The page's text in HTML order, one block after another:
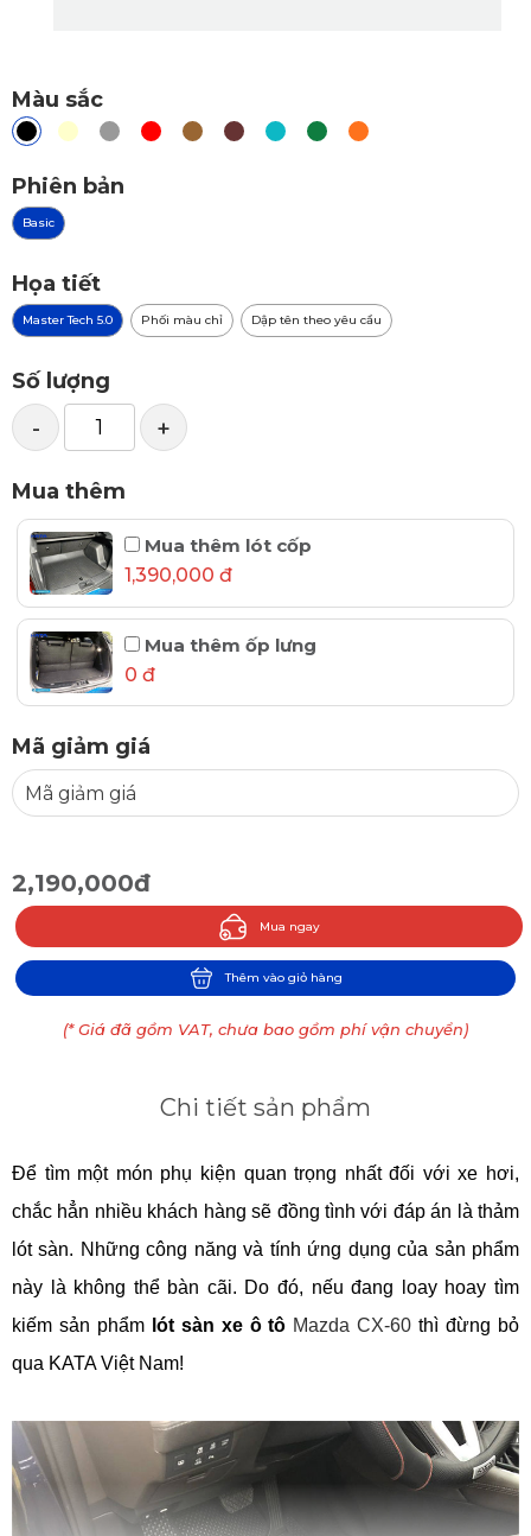
Màu sắc
Phiên bản
Basic
Họa tiết
Master Tech 5.0 Phối màu chỉ Dập tên theo yêu cầu
Số lượng
- +
Mua thêm
Mua thêm lót cốp
1,390,000 đ
Mua thêm ốp lưng
0 đ
Mã giảm giá
2,190,000đ
Mua ngay
Thêm vào giỏ hàng
(* Giá đã gồm VAT, chưa bao gồm phí vận chuyển)
Chi tiết sản phẩm
Để tìm một món phụ kiện quan trọng nhất đối với xe hơi,
chắc hẳn nhiều khách hàng sẽ đồng tình với đáp án là thảm
lót sàn. Những công năng và tính ứng dụng của sản phẩm
này là không thể bàn cãi. Do đó, nếu đang loay hoay tìm
kiếm sản phẩm lót sàn xe ô tô Mazda CX-60 thì đừng bỏ
qua KATA Việt Nam!